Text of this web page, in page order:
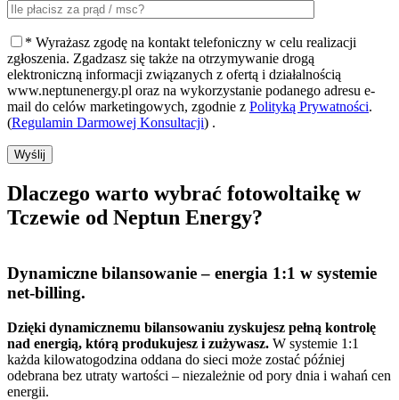
* Wyrażasz zgodę na kontakt telefoniczny w celu realizacji
zgłoszenia. Zgadzasz się także na otrzymywanie drogą
elektroniczną informacji związanych z ofertą i działalnością
www.neptunenergy.pl oraz na wykorzystanie podanego adresu e-
mail do celów marketingowych, zgodnie z Polityką Prywatności.
(Regulamin Darmowej Konsultacji) .
Wyślij
Dlaczego warto wybrać fotowoltaikę w
Tczewie od Neptun Energy?
Dynamiczne bilansowanie– energia 1:1 w systemie
net-billing.
Dzięki dynamicznemu bilansowaniu zyskujesz pełną kontrolę
nad energią, którą produkujesz i zużywasz. W systemie 1:1
każda kilowatogodzina oddana do sieci może zostać później
odebrana bez utraty wartości – niezależnie od pory dnia i wahań cen
energii.